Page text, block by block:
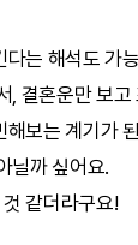
는 해석도 가
, 결혼운만 보고
보는 계기가
닐까 싶어요.
같더라구요!